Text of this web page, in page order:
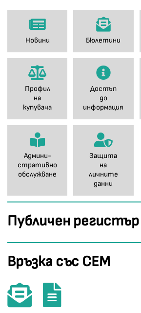
Новини Бюлетини
Профил
на
купувача
Достъп
до
информация
Админи-
стративно
обслужване
Защита
на
личните
данни
Публичен регистър
Връзка със СЕМ